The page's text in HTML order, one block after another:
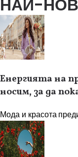
НАЙ-
Енергията на
носим, за да
Мода и красота